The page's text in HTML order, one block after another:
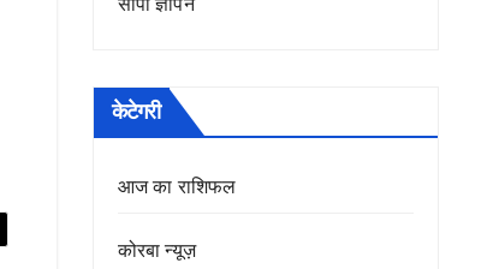
केटेगरी
आज का राशिफल
कोरबा न्यूज़